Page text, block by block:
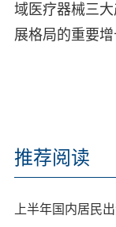
域医疗器械三
展格局的重要增
推荐阅读
上半年国内居民